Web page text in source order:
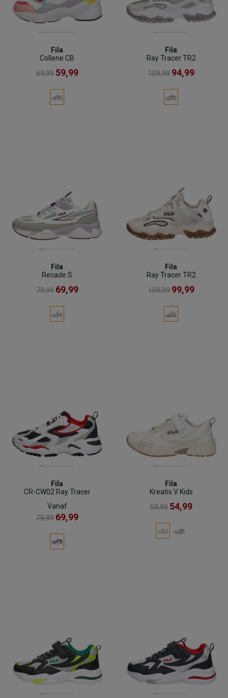
Fila
Collene CB
69,99 59,99
Fila
Ray Tracer TR2
109,99 94,99
Fila
Recade S
79,99 69,99
Fila
Ray Tracer TR2
109,99 99,99
Fila
CR-CW02 Ray Tracer
Vanaf
79,99 69,99
Fila
Kreatix V Kids
59,99 54,99